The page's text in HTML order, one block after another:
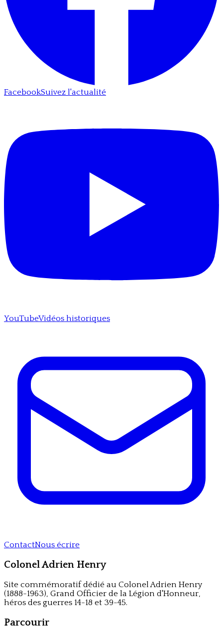
FacebookSuivez l'actualité
YouTubeVidéos historiques
ContactNous écrire
Colonel Adrien Henry
Site commémoratif dédié au Colonel Adrien Henry
(1888-1963), Grand Officier de la Légion d'Honneur,
héros des guerres 14-18 et 39-45.
Parcourir